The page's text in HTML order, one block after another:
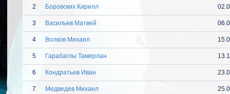
2 Боровских Кирилл
3 Васильев Матвей
4 Волков Михаил
5 Гарабаглы Тамерлан
6 Кондратьев Иван
7 Медведев Михаил